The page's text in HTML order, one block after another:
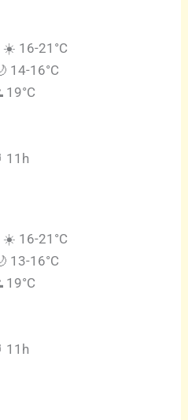
☀️ 16-21°C
14-16°C
19°C
11h
☀️ 16-21°C
13-16°C
19°C
11h